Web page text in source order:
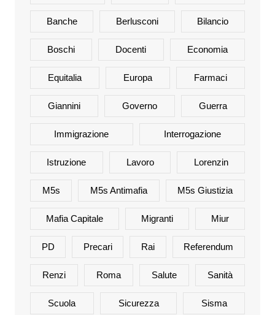
Banche Berlusconi Bilancio
Boschi Docenti Economia
Equitalia Europa Farmaci
Giannini Governo Guerra
Immigrazione Interrogazione
Istruzione Lavoro Lorenzin
M5s M5s Antimafia M5s Giustizia
Mafia Capitale Migranti Miur
PD Precari Rai Referendum
Renzi Roma Salute Sanità
Scuola Sicurezza Sisma